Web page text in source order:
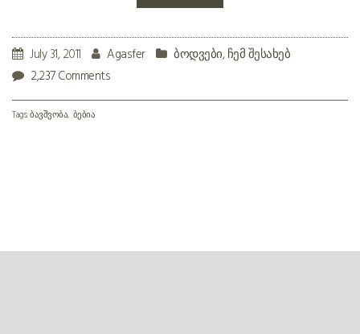
July 31, 2011 Agasfer ბოდვები,ჩემ შესახებ
2,237 Comments
Tags:ბავშვობა ბებია